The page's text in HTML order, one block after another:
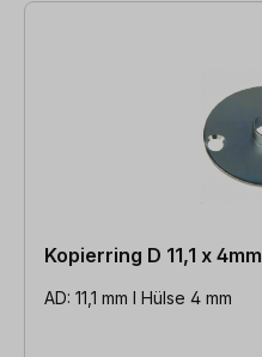
Kopierring D 11,1 x 4mm
AD: 11,1 mm l Hülse 4 mm